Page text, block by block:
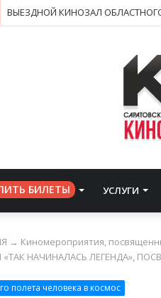
ВЫЕЗДНОЙ КИНОЗАЛ
БИЛЕТЫ УСЛУГИ
→ Киномероприятия,
НАЧИНАЛАСЬ ЛЕГЕНДА»,
полета человека в космос